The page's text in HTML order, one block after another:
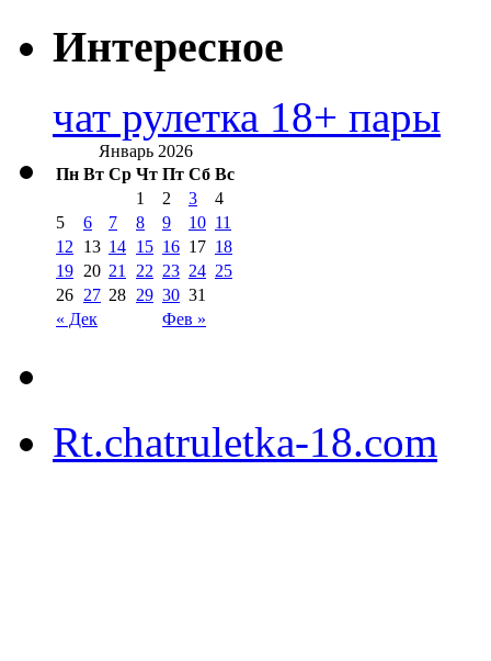
Интересное
чат рулетка 18+ пары
Январь 2026
Пн Вт Ср Чт Пт Сб Вс
« Дек Фев »
1 2 3
4
5
6 7 8 9 10 11
12
13 14 15 16 17 18
19 20 21 22 23 24 25
26 27 28 29 30 31
Rt.chatruletka-18.com